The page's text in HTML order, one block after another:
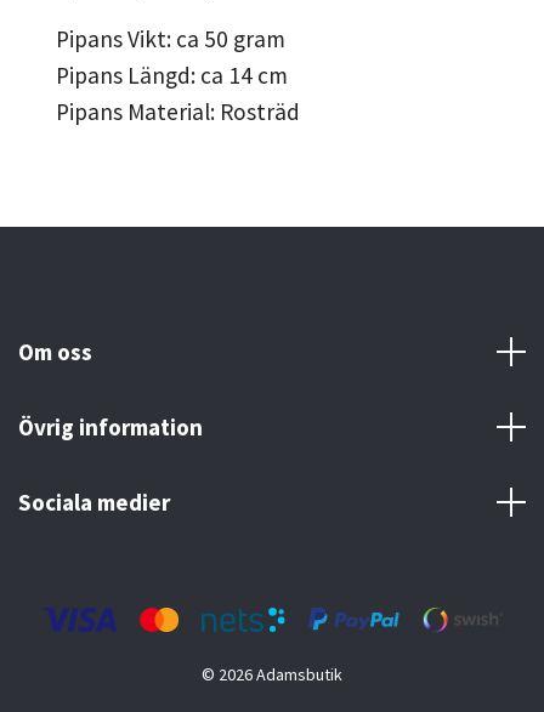
Pipans Vikt: ca 50 gram
Pipans Längd: ca 14 cm
Pipans Material: Rosträd
Om oss
Övrig information
Sociala medier
© 2026 Adamsbutik